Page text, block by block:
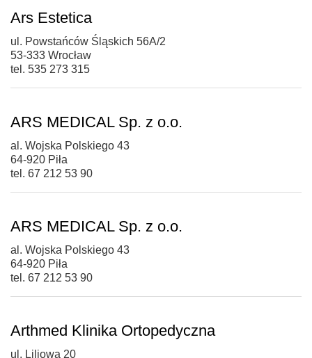
Ars Estetica
ul. Powstańców Śląskich 56A/2
53-333 Wrocław
tel. 535 273 315
ARS MEDICAL Sp. z o.o.
al. Wojska Polskiego 43
64-920 Piła
tel. 67 212 53 90
ARS MEDICAL Sp. z o.o.
al. Wojska Polskiego 43
64-920 Piła
tel. 67 212 53 90
Arthmed Klinika Ortopedyczna
ul. Liliowa 20